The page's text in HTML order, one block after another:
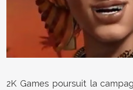
2K Games poursuit la